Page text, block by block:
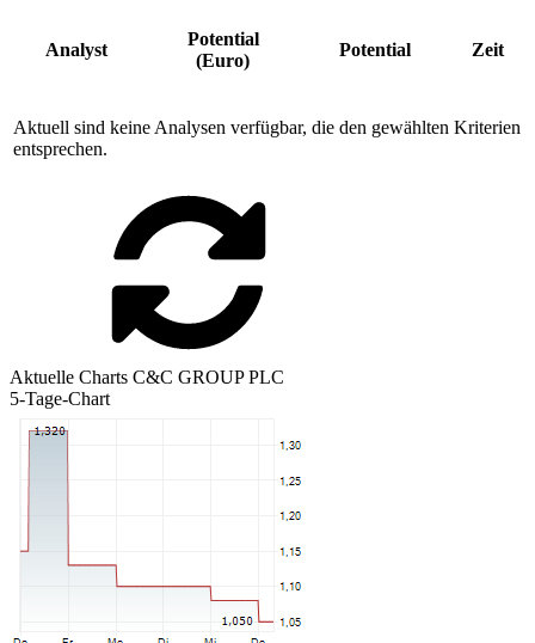
Analyst
Potential
(Euro)
Potential Zeit
Aktuell sind keine Analysen verfügbar, die den gewählten Kriterien
entsprechen.
Aktuelle Charts C&C GROUP PLC
5-Tage-Chart